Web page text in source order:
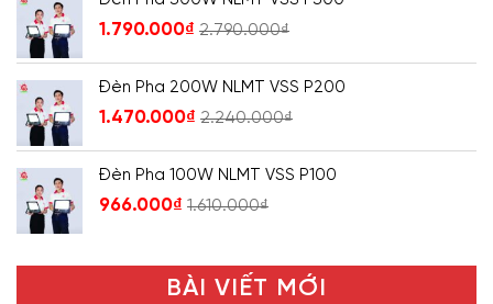
1.790.000₫ 2.790.000₫
Đèn Pha 200W NLMT VSS P200
1.470.000₫ 2.240.000₫
Đèn Pha 100W NLMT VSS P100
966.000₫ 1.610.000₫
BÀI VIẾT MỚI